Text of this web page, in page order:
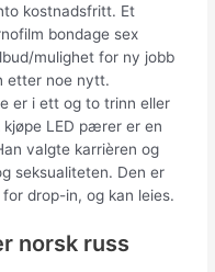
kostnadsfritt. Et
bondage sex
mulighet for ny jobb
etter noe nytt.
er i ett og to trinn eller
kjøpe LED pærer er en
valgte karrièren og
seksualiteten. Den er
drop-in, og kan leies.
norsk russ